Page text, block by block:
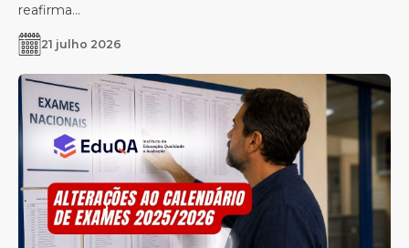
reafirma...
21 julho 2026